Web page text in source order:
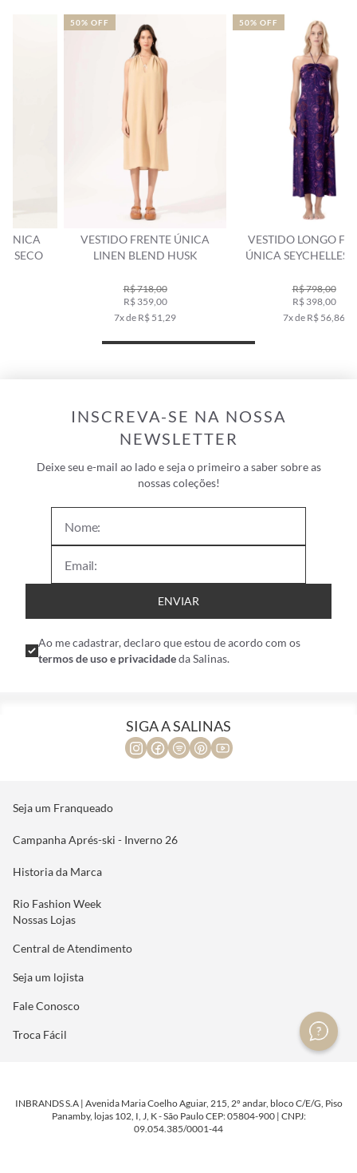
VESTIDO FRENTE ÚNICA
LINEN BLEND HUSK
7x de R$ 51,29
VESTIDO LONGO FRENTE
ÚNICA SEYCHELLES ROXO
7x de R$ 56,86
INSCREVA-SE NA NOSSA
NEWSLETTER
Deixe seu e-mail ao lado e seja o primeiro a saber sobre as
nossas coleções!
ENVIAR
Ao me cadastrar, declaro que estou de acordo com os
termos de uso e privacidadeda Salinas.
SIGA A SALINAS
Seja um Franqueado
Campanha Aprés-ski - Inverno 26
Historia da Marca
Rio Fashion Week
Nossas Lojas
Central de Atendimento
Seja um lojista
Fale Conosco
Troca Fácil
INBRANDS S.A | Avenida Maria Coelho Aguiar, 215, 2º andar, bloco C/E/G, Piso
Panamby, lojas 102, I, J, K - São Paulo CEP: 05804-900 | CNPJ:
09.054.385/0001-44